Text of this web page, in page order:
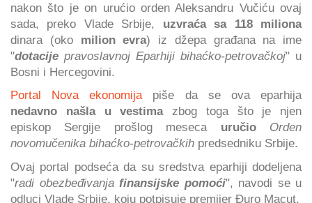
nakon što je on urućio orden Aleksandru Vučiću ovaj
sada, preko Vlade Srbije, uzvraća sa 118 miliona
dinara (okomilion evra) iz džepa građana na ime
"dotacije pravoslavnoj Eparhiji bihaćko-petrovačkoj" u
Bosni i Hercegovini.
Portal Nova ekonomija piše da se ova eparhija
nedavno našla u vestimazbog toga što je njen
episkop Sergije prošlog meseca uručio
Orden
novomučenika bihaćko-petrovačkih predsedniku Srbije.
Ovaj portal podseća da su sredstva eparhiji dodeljena
"radi obezbeđivanja finansijske pomoći", navodi se u
odluci Vlade Srbije, koju potpisuje premijer Đuro Macut.